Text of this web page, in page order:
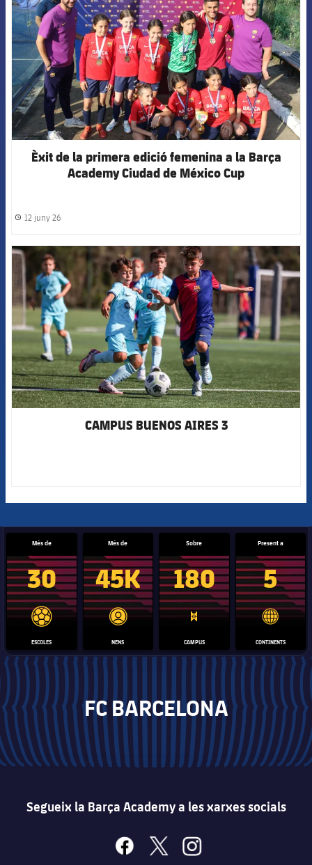
Èxit de la primera edició femenina a la Barça
Academy Ciudad de México Cup
label.share.clock
12 juny 26
FCB Barcelona badge
CAMPUS BUENOS AIRES 3
Més de
30
label.aria.football
ESCOLES
Més de
45K
label.aria.player
NENS
Sobre
180
label.aria.pitch
CAMPUS
Present a
5
CONTINENTS
FC BARCELONA
Segueix la Barça Academy a les xarxes socials
facebook
x instagram